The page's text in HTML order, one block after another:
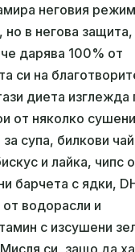
неговия
но в негова защита,
дарява 100% от
си на
диета изглежда
от няколко сушени
супа, билкови
и лайка, чипс
барчета с ядки,
водорасли и
с изсушени
си, защо да